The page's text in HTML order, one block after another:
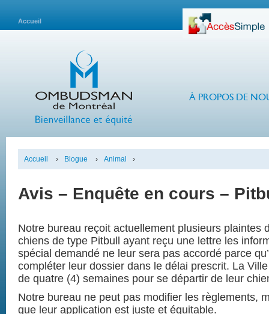
Accueil
À PROPOS DE
Accueil › Blogue › Animal ›
Avis – Enquête en cours –
Notre bureau reçoit actuellement plusieurs plaintes
chiens de type Pitbull ayant reçu une lettre les
spécial demandé ne leur sera pas accordé parce
compléter leur dossier dans le délai prescrit. La
de quatre (4) semaines pour se départir de leur
Notre bureau ne peut pas modifier les règlements,
que leur application est juste et équitable.